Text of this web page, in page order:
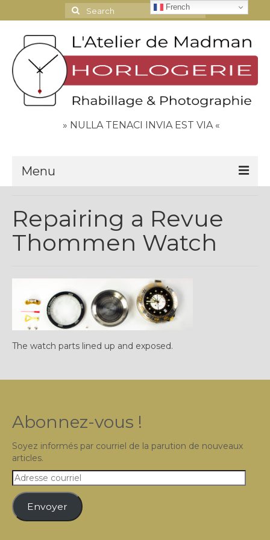
Search
for:
» NULLA TENACI INVIA EST VIA «
Menu
Contact
Espace Clients
Plus…
Sur l’Établi 2011 – 2022
Marques Suisses du XXe siècle
Grands Horlogers
Abraham-Louis Breguet
Jean-Antoine Lépine
Dossiers constructeur
Fabricants et poinçons
Exemple de tarifs manufacture
Repairing a Revue
Thommen Watch
The watch parts lined up and exposed.
Abonnez-vous !
Soyez informés par courriel de la parution de nouveaux
articles.
Adresse
courriel
Envoyer
French